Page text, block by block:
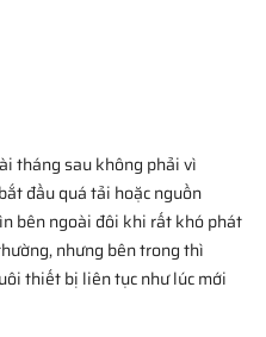
tháng sau không phải vì
đầu quá tải hoặc nguồn
bên ngoài đôi khi rất khó phát
nhưng bên trong thì
thiết bị liên tục như lúc mới